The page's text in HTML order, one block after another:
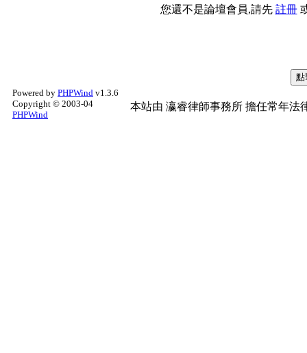
您還不是論壇會員,請先 註冊
Powered by PHPWind v1.3.6
Copyright © 2003-04
PHPWind
本站由 瀛睿律師事務所 擔任常年法